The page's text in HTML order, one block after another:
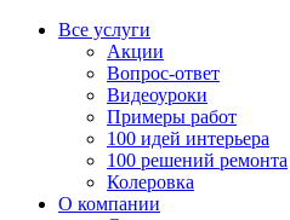
Все услуги
Акции
Вопрос-ответ
Видеоуроки
Примеры работ
100 идей интерьера
100 решений ремонта
Колеровка
О компании